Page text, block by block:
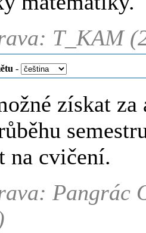
T_KAM
-
získat
na cvičení.
Pangrác